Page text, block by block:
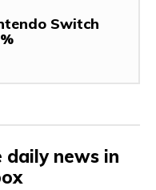
Switch
daily news in